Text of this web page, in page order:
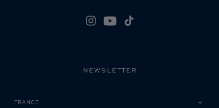
NEWSLETTER